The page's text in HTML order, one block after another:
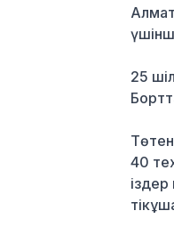
25
40